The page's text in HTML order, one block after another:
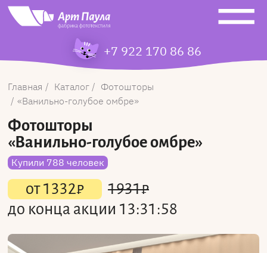
+7 922 170 86 86
Главная Каталог
Фотошторы
Ванильно-голубое омбре
Фотошторы
«Ванильно-голубое омбре»
Купили 788 человек
от1332₽ 1931₽
до конца акции 13:31:58